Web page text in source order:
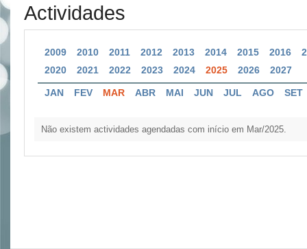
Actividades
2009 2010 2011 2012 2013 2014 2015 2016
2020
2021 2022 2023 2024 2025 2026 2027
JAN FEV MAR ABR MAI JUN JUL AGO SET
Não existem actividades agendadas com início em Mar/2025.